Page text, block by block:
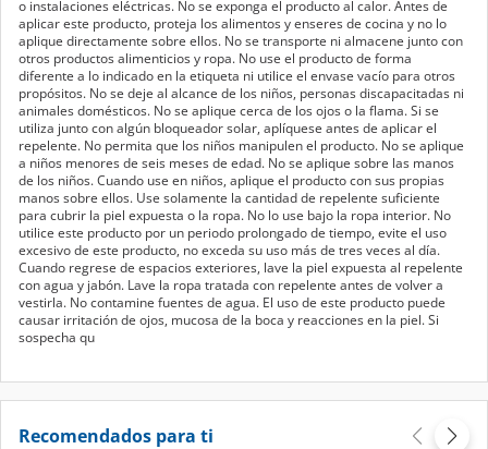
o instalaciones eléctricas. No se exponga el producto al calor. Antes de
aplicar este producto, proteja los alimentos y enseres de cocina y no lo
aplique directamente sobre ellos. No se transporte ni almacene junto con
otros productos alimenticios y ropa. No use el producto de forma
diferente a lo indicado en la etiqueta ni utilice el envase vacío para otros
propósitos. No se deje al alcance de los niños, personas discapacitadas ni
animales domésticos. No se aplique cerca de los ojos o la flama. Si se
utiliza junto con algún bloqueador solar, aplíquese antes de aplicar el
repelente. No permita que los niños manipulen el producto. No se aplique
a niños menores de seis meses de edad. No se aplique sobre las manos
de los niños. Cuando use en niños, aplique el producto con sus propias
manos sobre ellos. Use solamente la cantidad de repelente suficiente
para cubrir la piel expuesta o la ropa. No lo use bajo la ropa interior. No
utilice este producto por un periodo prolongado de tiempo, evite el uso
excesivo de este producto, no exceda su uso más de tres veces al día.
Cuando regrese de espacios exteriores, lave la piel expuesta al repelente
con agua y jabón. Lave la ropa tratada con repelente antes de volver a
vestirla. No contamine fuentes de agua. El uso de este producto puede
causar irritación de ojos, mucosa de la boca y reacciones en la piel. Si
sospecha qu
Recomendados para ti